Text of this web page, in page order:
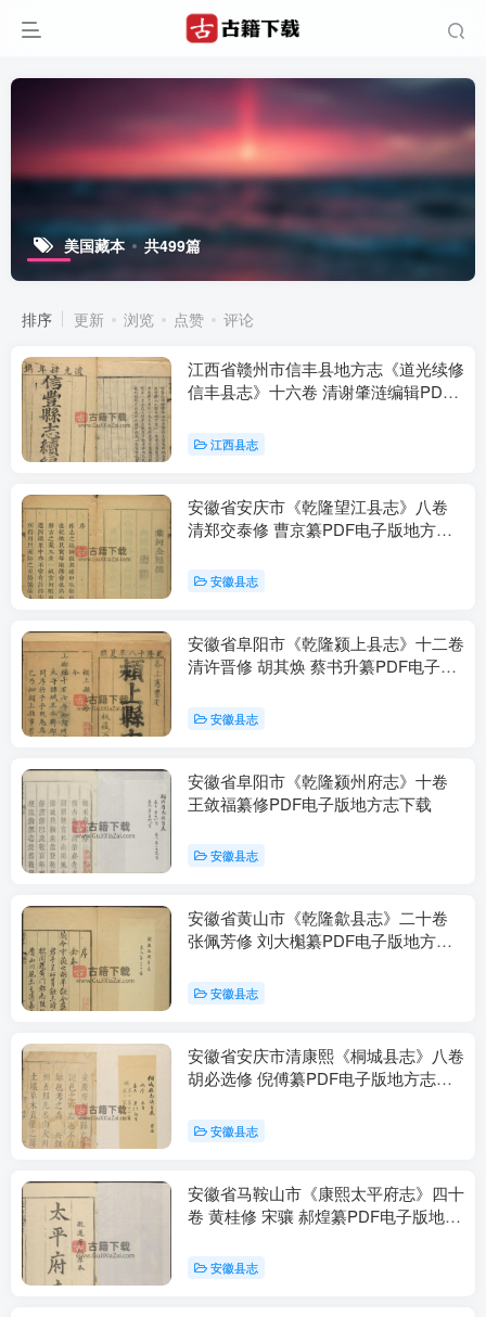
美国藏本 共499篇
排序 更新 浏览 点赞 评论
江西省赣州市信丰县地方志《道光续修
信丰县志》十六卷 清谢肇涟编辑PDF
江西县志
安徽省安庆市《乾隆望江县志》八卷
清郑交泰修 曹京纂PDF电子版地方志
安徽县志
安徽省阜阳市《乾隆颍上县志》十二卷
清许晋修 胡其焕 蔡书升纂PDF电子版
安徽县志
安徽省阜阳市《乾隆颍州府志》十卷
王敛福纂修PDF电子版地方志下载
安徽县志
安徽省黄山市《乾隆歙县志》二十卷
张佩芳修 刘大櫆纂PDF电子版地方志
安徽县志
安徽省安庆市清康熙《桐城县志》八卷
胡必选修 倪傅纂PDF电子版地方志下
安徽县志
安徽省马鞍山市《康熙太平府志》四十
卷 黄桂修 宋骧 郝煌纂PDF电子版地方
安徽县志